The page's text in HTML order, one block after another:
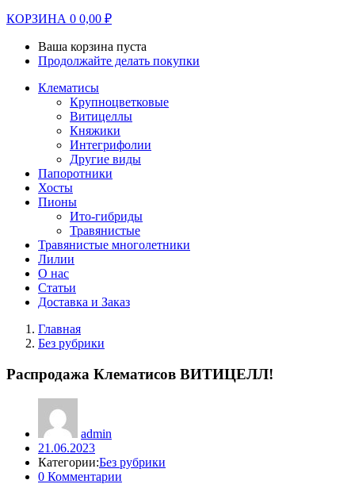
КОРЗИНА 0 0,00 ₽
Ваша корзина пуста
Продолжайте делать покупки
Клематисы
Крупноцветковые
Витицеллы
Княжики
Интегрифолии
Другие виды
Папоротники
Хосты
Пионы
Ито-гибриды
Травянистые
Травянистые многолетники
Лилии
О нас
Статьи
Доставка и Заказ
Главная
Без рубрики
Распродажа Клематисов ВИТИЦЕЛЛ!
admin
Posted
on
21.06.2023
Категории:Без рубрики
0 Комментарии